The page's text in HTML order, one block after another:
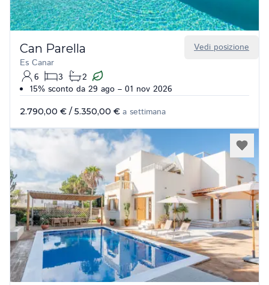
Vedi posizione
Can Parella
Es Canar
6
3
2
15% sconto da 29 ago – 01 nov 2026
2.790,00 € / 5.350,00 € a settimana